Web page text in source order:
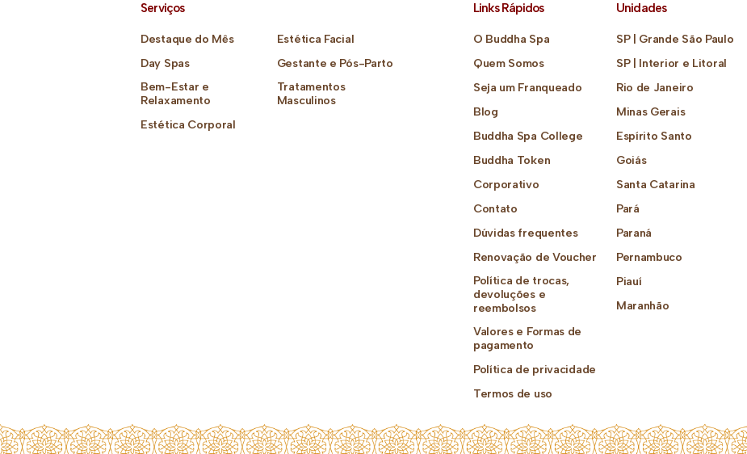
Serviços
Destaque do Mês
Day Spas
Bem-Estar e
Relaxamento
Estética Corporal
Estética Facial
Gestante e Pós-Parto
Tratamentos
Masculinos
Links Rápidos
O Buddha Spa
Quem Somos
Seja um Franqueado
Blog
Buddha Spa College
Buddha Token
Corporativo
Contato
Dúvidas frequentes
Renovação de Voucher
Política de trocas,
devoluções e
reembolsos
Valores e Formas de
pagamento
Política de privacidade
Termos de uso
Unidades
SP | Grande São Paulo
SP | Interior e Litoral
Rio de Janeiro
Minas Gerais
Espírito Santo
Goiás
Santa Catarina
Pará
Paraná
Pernambuco
Piauí
Maranhão